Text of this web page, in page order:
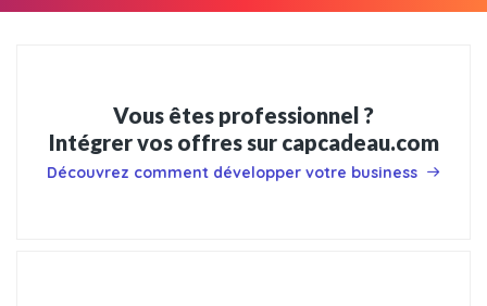
Vous êtes professionnel ?
Intégrer vos offres sur capcadeau.com
Découvrez comment développer votre business